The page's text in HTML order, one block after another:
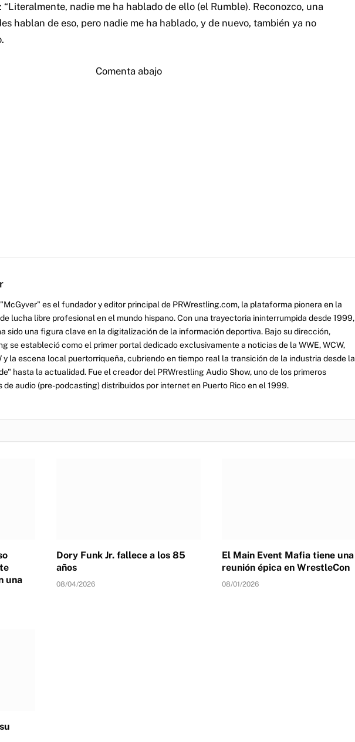
nadie me ha hablado de ello (el Rumble). Reconozco, una
hablan de eso, pero nadie me ha hablado, y de nuevo, también ya no
Comenta abajo
es el fundador y editor principal de PRWrestling.com, la plataforma pionera en la
lucha libre profesional en el mundo hispano. Con una trayectoria ininterrumpida desde 1999,
sido una figura clave en la digitalización de la información deportiva. Bajo su dirección,
se estableció como el primer portal dedicado exclusivamente a noticias de la WWE, WCW,
y la escena local puertorriqueña, cubriendo en tiempo real la transición de la industria desde la
hasta la actualidad. Fue el creador del PRWrestling Audio Show, uno de los primeros
de audio (pre-podcasting) distribuidos por internet en Puerto Rico en el 1999.
una
Dory Funk Jr. fallece a los 85
años
08/04/2026
El Main Event Mafia tiene una
reunión épica en WrestleCon
08/01/2026